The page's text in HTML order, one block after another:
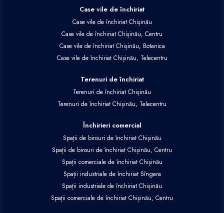
Case vile de închiriat
Case vile de închiriat Chișinău
Case vile de închiriat Chișinău, Centru
Case vile de închiriat Chișinău, Botanica
Case vile de închiriat Chișinău, Telecentru
Terenuri de închiriat
Terenuri de închiriat Chișinău
Terenuri de închiriat Chișinău, Telecentru
Închirieri comercial
Spații de birouri de închiriat Chișinău
Spații de birouri de închiriat Chișinău, Centru
Spații comerciale de închiriat Chișinău
Spații industriale de închiriat Sîngera
Spații industriale de închiriat Chișinău
Spații comerciale de închiriat Chișinău, Centru